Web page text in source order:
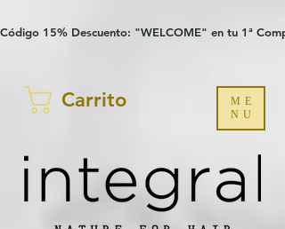
Código 15% Descuento: "WELCOME" en tu 1ª
Carrito
ME
NU